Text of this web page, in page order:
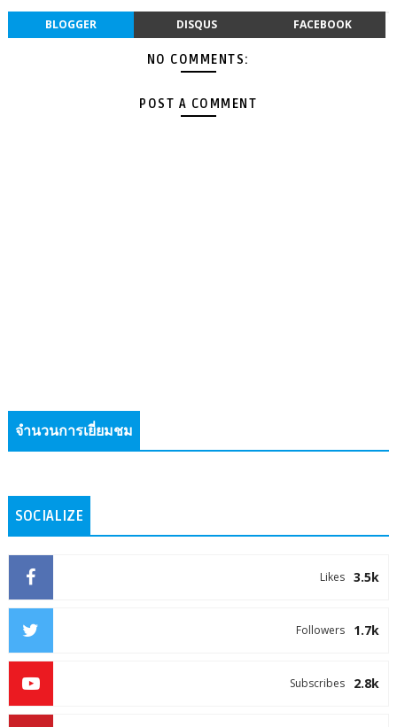
BLOGGER DISQUS FACEBOOK
NO COMMENTS:
POST A COMMENT
จำนวนการเยี่ยมชม
SOCIALIZE
3.5k
Likes
1.7k
Followers
2.8k
Subscribes